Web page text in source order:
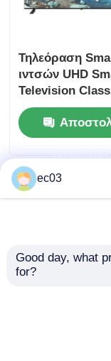
Τηλεόραση 4K
Οθόνη
Αδιάβροχη
Τηλεόραση
ιντσών UHD
Television
Series με
UHD
ερώτησης
ec03
Good day, what
for?